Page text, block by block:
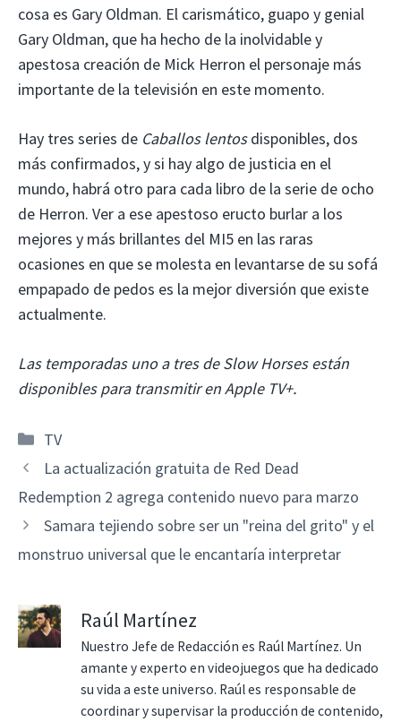
cosa es Gary Oldman. El carismático, guapo y genial
Gary Oldman, que ha hecho de la inolvidable y
apestosa creación de Mick Herron el personaje más
importante de la televisión en este momento.
Hay tres series de Caballos lentosdisponibles, dos
más confirmados, y si hay algo de justicia en el
mundo, habrá otro para cada libro de la serie de ocho
de Herron. Ver a ese apestoso eructo burlar a los
mejores y más brillantes del MI5 en las raras
ocasiones en que se molesta en levantarse de su sofá
empapado de pedos es la mejor diversión que existe
actualmente.
Las temporadas uno a tres de Slow Horses están
disponibles para transmitir en Apple TV+.
Categorías
TV
La actualización gratuita de Red Dead
Redemption 2 agrega contenido nuevo para marzo
Samara tejiendo sobre ser un "reina del grito" y el
monstruo universal que le encantaría interpretar
Raúl Martínez
Nuestro Jefe de Redacción es Raúl Martínez. Un
amante y experto en videojuegos que ha dedicado
su vida a este universo. Raúl es responsable de
coordinar y supervisar la producción de contenido,